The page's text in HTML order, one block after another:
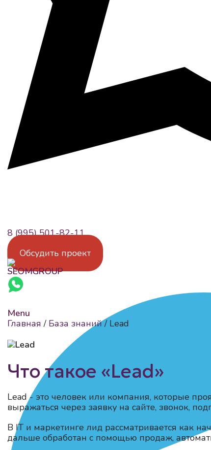
8 (995) 501-82-11
Обсудить проект
Menu
Главная / База знаний/ Lead
Что такое «Lead»
Lead - это человек или компания, которые
выражаться через заявку на сайте, звонок,
В IT и маркетинге лид рассматривается как
дальше обработан с помощью продаж,